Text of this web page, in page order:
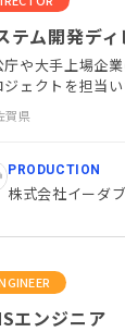
テム開発ディ
庁や大手上場企
ジェクトを担当
賀県
PRODUCTION
株式会社イーダ
エンジニア